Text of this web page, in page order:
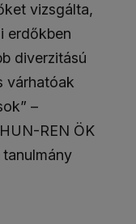
vizsgálta,
erdőkben
diverzitású
várhatóak
–
REN ÖK